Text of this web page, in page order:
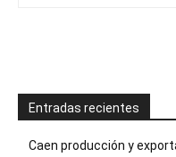
Entradas recientes
Caen producción y